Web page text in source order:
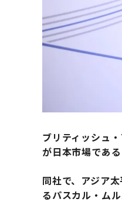
ブリティッシュ
が日本市場である
同社で、アジア
るパスカル・ム